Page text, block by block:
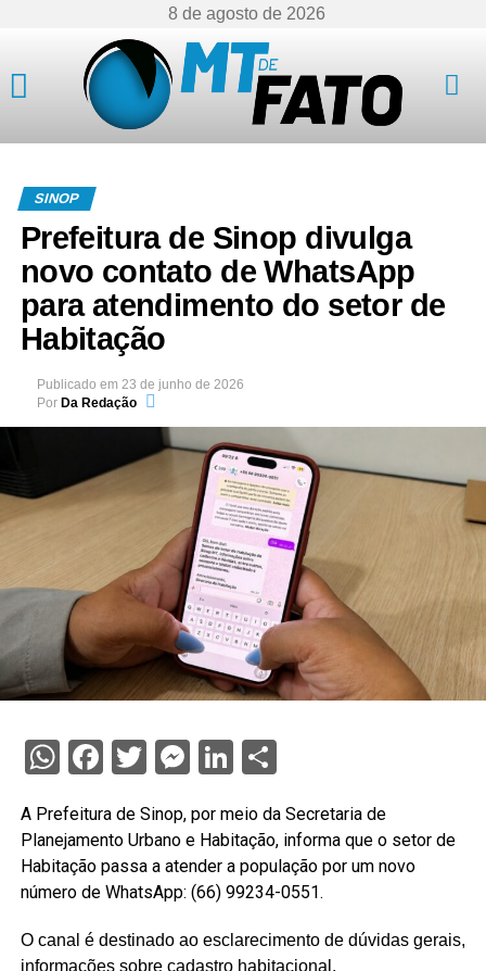
8 de agosto de 2026
SINOP
Prefeitura de Sinop divulga
novo contato de WhatsApp
para atendimento do setor de
Habitação
Publicado em 23 de junho de 2026
Por Da Redação
WhatsApp
Facebook
TwitterMessenger
LinkedIn
A Prefeitura de Sinop, por meio da Secretaria de
Planejamento Urbano e Habitação, informa que o setor de
Habitação passa a atender a população por um novo
número de WhatsApp: (66) 99234-0551.
O canal é destinado ao esclarecimento de dúvidas gerais,
informações sobre cadastro habitacional,